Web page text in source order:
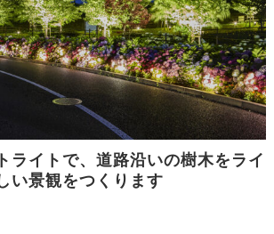
ライトで、道路沿いの樹木をライ
い景観をつくります